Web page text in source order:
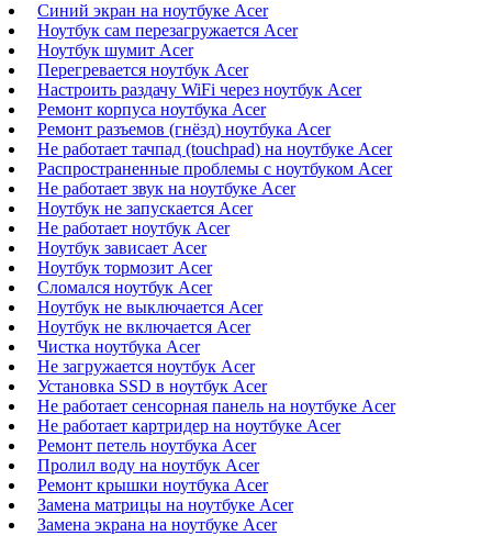
Синий экран на ноутбуке Acer
Ноутбук сам перезагружается Acer
Ноутбук шумит Acer
Перегревается ноутбук Acer
Настроить раздачу WiFi через ноутбук Acer
Ремонт корпуса ноутбука Acer
Ремонт разъемов (гнёзд) ноутбука Acer
Не работает тачпад (touchpad) на ноутбуке Acer
Распространенные проблемы с ноутбуком Acer
Не работает звук на ноутбуке Acer
Ноутбук не запускается Acer
Не работает ноутбук Acer
Ноутбук зависает Acer
Ноутбук тормозит Acer
Сломался ноутбук Acer
Ноутбук не выключается Acer
Ноутбук не включается Acer
Чистка ноутбука Acer
Не загружается ноутбук Acer
Установка SSD в ноутбук Acer
Не работает сенсорная панель на ноутбуке Acer
Не работает картридер на ноутбуке Acer
Ремонт петель ноутбука Acer
Пролил воду на ноутбук Acer
Ремонт крышки ноутбука Acer
Замена матрицы на ноутбуке Acer
Замена экрана на ноутбуке Acer